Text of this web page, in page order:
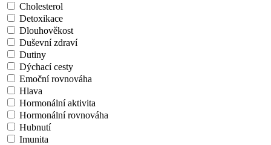
Cholesterol
Detoxikace
Dlouhověkost
Duševní zdraví
Dutiny
Dýchací cesty
Emoční rovnováha
Hlava
Hormonální aktivita
Hormonální rovnováha
Hubnutí
Imunita